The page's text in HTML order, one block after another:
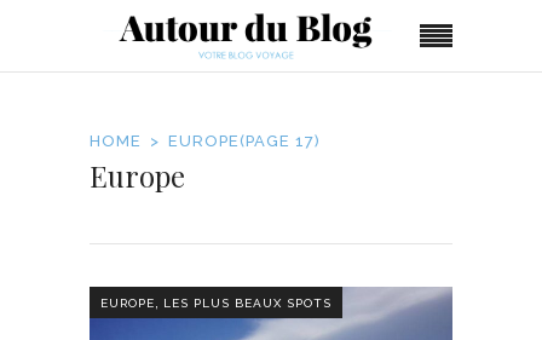
HOME EUROPE (PAGE 17)
Europe
EUROPE LES PLUS BEAUX SPOTS